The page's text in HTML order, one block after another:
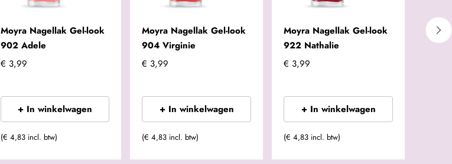
Moyra Nagellak Gel-look
902 Adele
€ 3,99
+ In winkelwagen
(€ 4,83 incl. btw)
Moyra Nagellak Gel-look
904 Virginie
€ 3,99
+ In winkelwagen
(€ 4,83 incl. btw)
Moyra Nagellak Gel-look
922 Nathalie
€ 3,99
+ In winkelwagen
(€ 4,83 incl. btw)
917